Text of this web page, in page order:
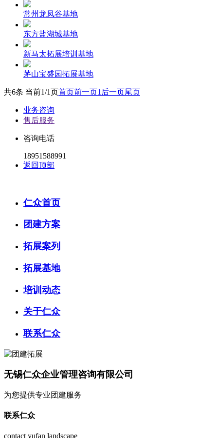
常州龙凤谷基地
东方盐湖城基地
新马太拓展培训基地
茅山宝盛园拓展基地
共6条 当前1/1页首页前一页1 后一页尾页
业务咨询
售后服务
咨询电话
18951588991
返回顶部
仁众首页
团建方案
拓展案列
拓展基地
培训动态
关于仁众
联系仁众
无锡仁众企业管理咨询有限公司
为您提供专业团建服务
联系仁众
contact yufan landscape